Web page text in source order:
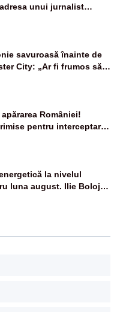
unui jurnalist
savuroasă înainte de
City: „Ar fi frumos să
de la noi”
României!
pentru interceptarea
la nivelul
luna august. Ilie Bolojan
și posibile restricții –